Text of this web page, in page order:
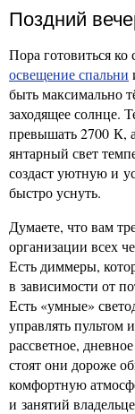
Поздний
Пора готовиться
освещение спальни
быть максимально
заходящее солнце.
превышать 2700 К,
янтарный свет
создаст уютную и
быстро уснуть.
Думаете, что вам
организации всех
Есть диммеры,
в зависимости от
Есть «умные»
управлять пультом
рассветное,
стоят они дороже
комфортную
и занятий